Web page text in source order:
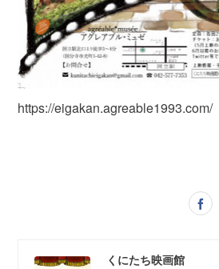
https://eigakan.agreable1993.com/
くにたち映画館